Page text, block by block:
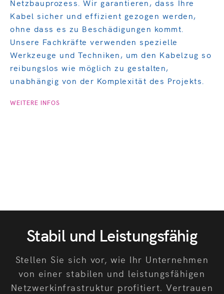
Netzbauprozess. Wir garantieren, dass Ihre
Kabel sicher und effizient gezogen werden,
ohne dass es zu Beschädigungen kommt.
Unsere Fachkräfte verwenden spezielle
Werkzeuge und Techniken, um den Kabelzug so
reibungslos wie möglich zu gestalten,
unabhängig von der Komplexität des Projekts.
WEITERE INFOS
Stabil und Leistungsfähig
Stellen Sie sich vor, wie Ihr Unternehmen
von einer stabilen und leistungsfähigen
Netzwerkinfrastruktur profitiert. Vertrauen